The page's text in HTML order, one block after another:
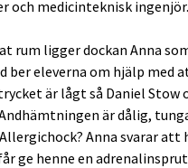
och medicinteknisk ingenjör.
rum ligger dockan Anna
ber eleverna om hjälp med
är lågt så Daniel Stow
är dålig,
Anna svarar
ge henne en